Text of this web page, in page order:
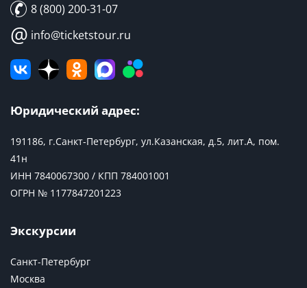
8 (800) 200-31-07
@ info@ticketstour.ru
Юридический адрес:
191186, г.Санкт-Петербург, ул.Казанская, д.5, лит.А, пом.
41н
ИНН 7840067300 / КПП 784001001
ОГРН № 1177847201223
Экскурсии
Санкт-Петербург
Москва